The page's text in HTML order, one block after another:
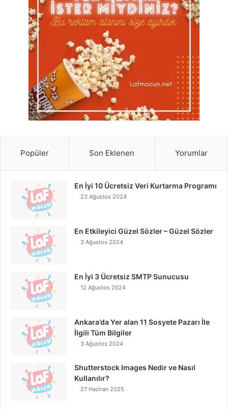
Popüler Son Eklenen Yorumlar
En İyi 10 Ücretsiz Veri Kurtarma Programı
23 Ağustos 2024
En Etkileyici Güzel Sözler – Güzel Sözler
3 Ağustos 2024
En İyi 3 Ücretsiz SMTP Sunucusu
12 Ağustos 2024
Ankara’da Yer alan 11 Sosyete Pazarı İle
İlgili Tüm Bilgiler
3 Ağustos 2024
Shutterstock Images Nedir ve Nasıl
Kullanılır?
27 Haziran 2025